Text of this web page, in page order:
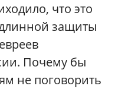
что это
защиты
Почему бы
не поговорить